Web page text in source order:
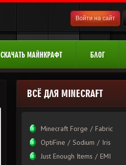
Войти на сайт
СКАЧАТЬ МАЙНКРАФТ БЛОГ
ВСЁ ДЛЯ MINECRAFT
Minecraft Forge / Fabric
OptiFine / Sodium / Iris
Just Enough Items / EMI